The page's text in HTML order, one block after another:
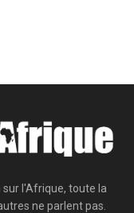
l'Afrique, toute la
ne parlent pas.